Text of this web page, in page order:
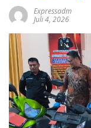
Expressadm
Juli 4, 2026